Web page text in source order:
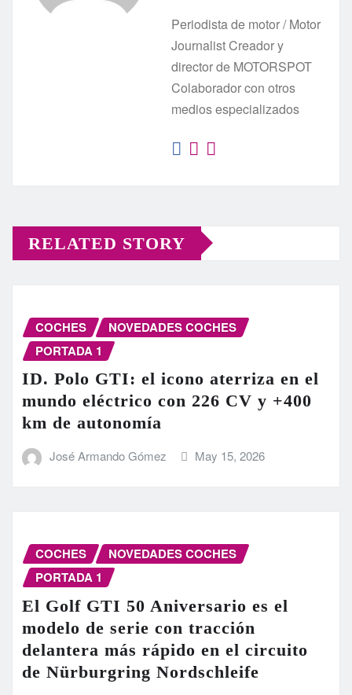
Periodista de motor / Motor
Journalist Creador y
director de MOTORSPOT
Colaborador con otros
medios especializados
RELATED STORY
COCHES
NOVEDADES COCHES
PORTADA 1
ID. Polo GTI: el icono aterriza en el
mundo eléctrico con 226 CV y +400
km de autonomía
José Armando Gómez May 15, 2026
COCHES
NOVEDADES COCHES
PORTADA 1
El Golf GTI 50 Aniversario es el
modelo de serie con tracción
delantera más rápido en el circuito
de Nürburgring Nordschleife